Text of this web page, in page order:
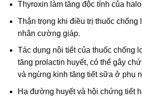
Thyroxin làm tăng độc tính của
Thận trọng khi điều trị thuốc chống
nhân cường giáp.
Tác dụng nội tiết của thuốc chống
tăng prolactin huyết, có thể gây
và ngừng kinh tăng tiết sữa ở phụ
Hạ đường huyết và hội chứng tiết